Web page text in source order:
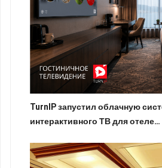
TurnIP запустил облачную
интерактивного ТВ для отеле…